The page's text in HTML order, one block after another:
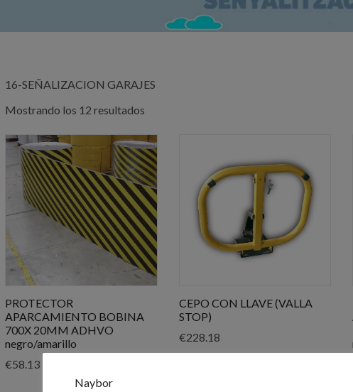
16-SEÑALIZACION GARAJES
Mostrando los 12 resultados
popularidad
PROTECTOR
APARCAMIENTO BOBINA
700X 20MM ADHVO
negro/amarillo
€58.13
CEPO CON LLAVE (VALLA
STOP)
€228.18
Naybor